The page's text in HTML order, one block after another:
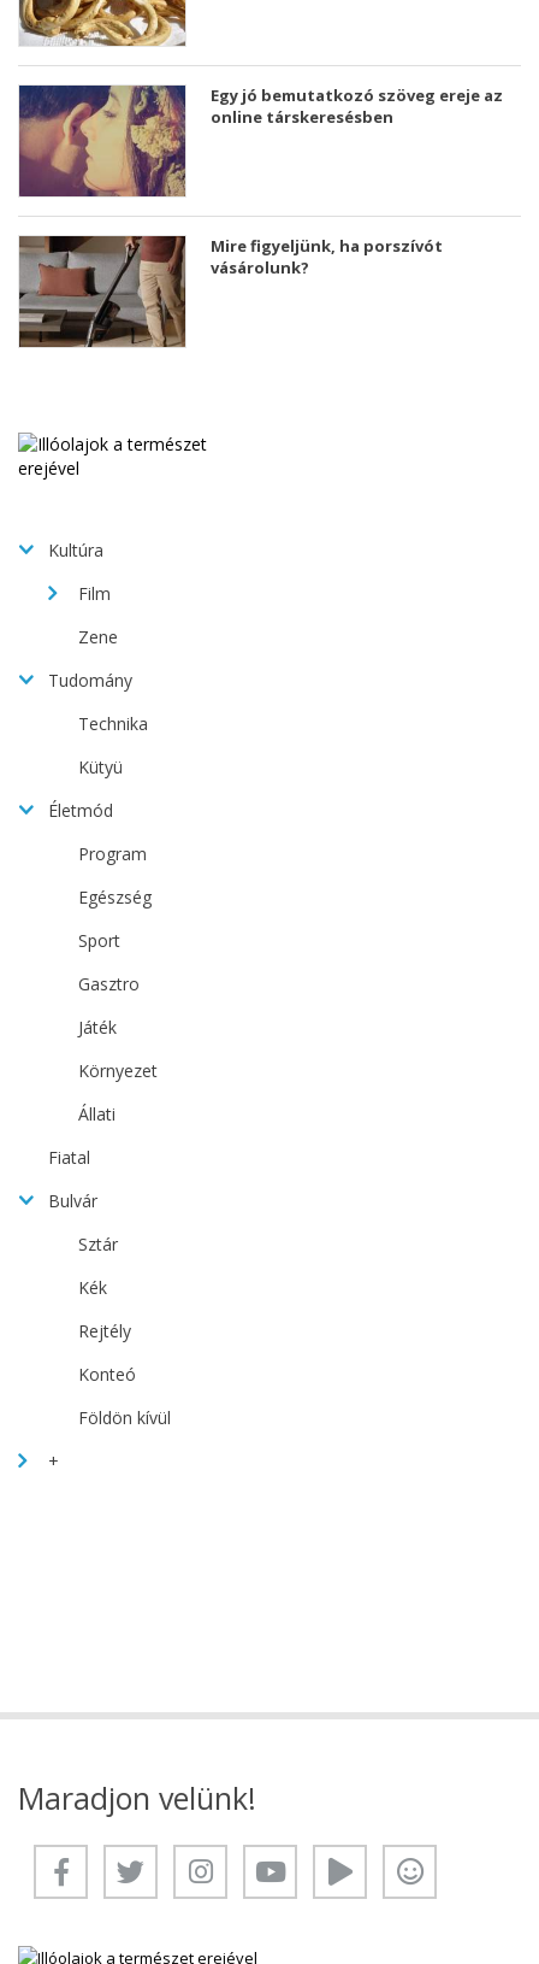
Egy jó bemutatkozó szöveg ereje az
online társkeresésben
Mire figyeljünk, ha porszívót
vásárolunk?
Kultúra
Film
Zene
Tudomány
Technika
Kütyü
Életmód
Program
Egészség
Sport
Gasztro
Játék
Környezet
Állati
Fiatal
Bulvár
Sztár
Kék
Rejtély
Konteó
Földön kívül
+
Maradjon velünk!